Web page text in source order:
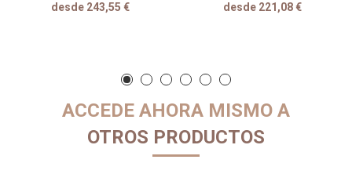
desde 243,55 €
desde 221,08 €
ACCEDE AHORA MISMO A
OTROS PRODUCTOS